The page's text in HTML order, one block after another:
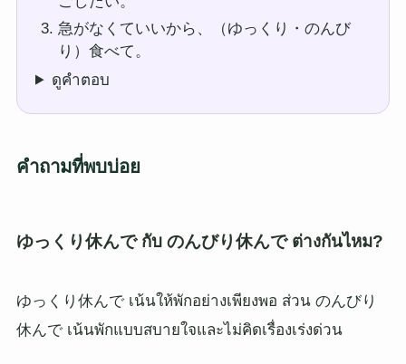
急がなくていいから、（ゆっくり・のんび
り）食べて。
ดูคำตอบ
คำถามที่พบบ่อย
ゆっくり休んで กับ のんびり休んで ต่างกันไหม?
ゆっくり休んで เน้นให้พักอย่างเพียงพอ ส่วน のんびり
休んで เน้นพักแบบสบายใจและไม่คิดเรื่องเร่งด่วน